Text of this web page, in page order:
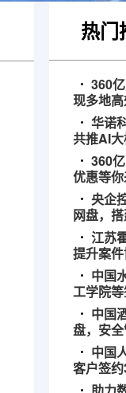
热门
360
现多地
华诺
共推AI
360
优惠等你
央企
网盘，
江苏
提升案
中国
工学院
中国
盘，安
中国
客户签